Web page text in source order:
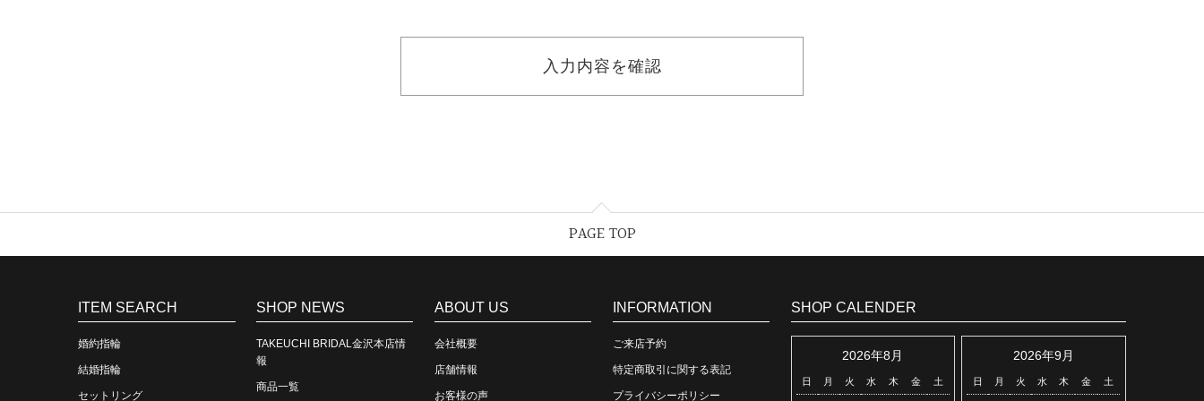
PAGE TOP
ITEM SEARCH
婚約指輪
結婚指輪
セットリング
SHOP NEWS
TAKEUCHI BRIDAL金沢本店情
報
商品一覧
ABOUT US
会社概要
店舗情報
お客様の声
INFORMATION
ご来店予約
特定商取引に関する表記
プライバシーポリシー
SHOP CALENDER
2026年8月
日 月 火 水 木 金 土
2026年9月
日 月 火 水 木 金 土